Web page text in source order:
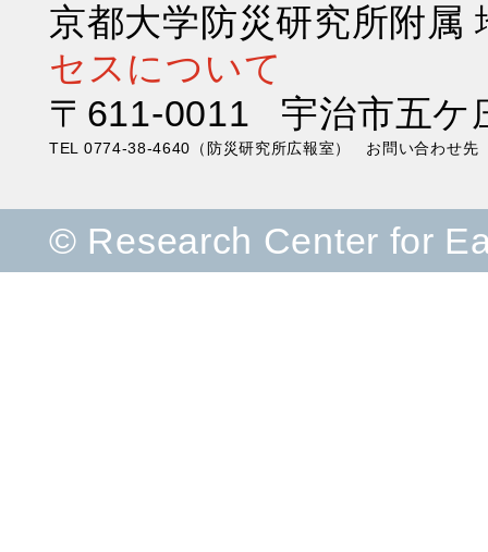
京都大学防災研究所附
セスについて
〒611-0011 宇治市五ケ
TEL 0774-38-4640（防災研究所広報室） お問い合わせ先
© Research Center for